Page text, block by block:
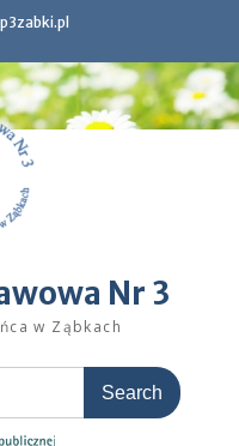
Nr 3
w Ząbkach